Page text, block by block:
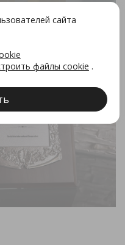
сайта
файлы cookie .